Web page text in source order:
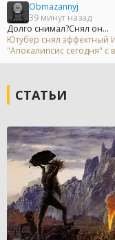
Obmazannyj
39 минут назад
Долго снимал?Снял он...
Ютубер снял эффектный
"Апокалипсис сегодня" с
СТАТЬИ